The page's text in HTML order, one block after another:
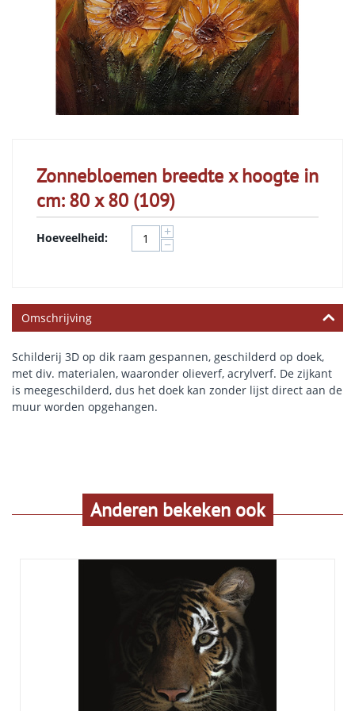
Zonnebloemen breedte x hoogte in
cm: 80 x 80 (109)
Hoeveelheid: +
−
Omschrijving
Schilderij 3D op dik raam gespannen, geschilderd op doek,
met div. materialen, waaronder olieverf, acrylverf. De zijkant
is meegeschilderd, dus het doek kan zonder lijst direct aan de
muur worden opgehangen.
Anderen bekeken ook